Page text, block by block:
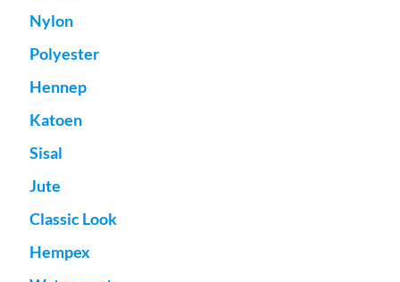
Nylon
Polyester
Hennep
Katoen
Sisal
Jute
Classic Look
Hempex